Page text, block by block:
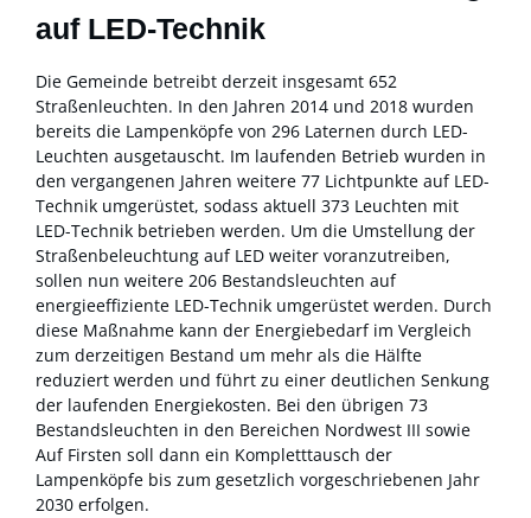
auf LED-Technik
Die Gemeinde betreibt derzeit insgesamt 652
Straßenleuchten. In den Jahren 2014 und 2018 wurden
bereits die Lampenköpfe von 296 Laternen durch LED-
Leuchten ausgetauscht. Im laufenden Betrieb wurden in
den vergangenen Jahren weitere 77 Lichtpunkte auf LED-
Technik umgerüstet, sodass aktuell 373 Leuchten mit
LED-Technik betrieben werden. Um die Umstellung der
Straßenbeleuchtung auf LED weiter voranzutreiben,
sollen nun weitere 206 Bestandsleuchten auf
energieeffiziente LED-Technik umgerüstet werden. Durch
diese Maßnahme kann der Energiebedarf im Vergleich
zum derzeitigen Bestand um mehr als die Hälfte
reduziert werden und führt zu einer deutlichen Senkung
der laufenden Energiekosten. Bei den übrigen 73
Bestandsleuchten in den Bereichen Nordwest III sowie
Auf Firsten soll dann ein Kompletttausch der
Lampenköpfe bis zum gesetzlich vorgeschriebenen Jahr
2030 erfolgen.